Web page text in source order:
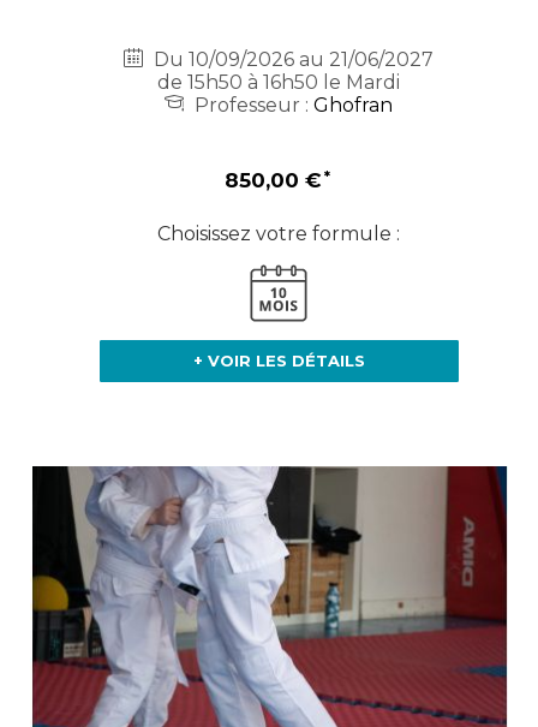
Du 10/09/2026 au 21/06/2027
de 15h50 à 16h50 le Mardi
Professeur :Ghofran
850,00 €
Choisissez votre formule :
+ VOIR LES DÉTAILS